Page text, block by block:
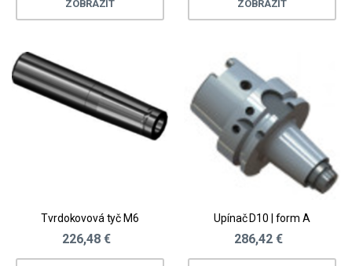
ZOBRAZIT ZOBRAZIT
Tvrdokovová tyč M6
226,48 €
Upínač D10 | form A
286,42 €